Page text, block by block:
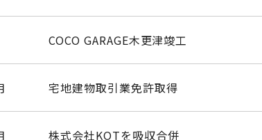
COCO GARAGE木更津竣工
宅地建物取引業免許取得
株式会社KOTを吸収合併